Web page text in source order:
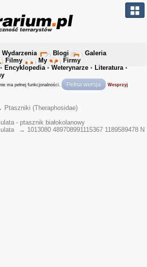
Wydarzenia Blogi
Galeria
Filmy My
Firmy
• Encyklopedia• Weterynarze • Literatura•
ma pełnej funkcjonalności. Pełna wersja Wesprzyj
Ptaszniki (Theraphosidae)
- ptasznik białokolanowy
→ 1013080 489708991115367 1189589478 N